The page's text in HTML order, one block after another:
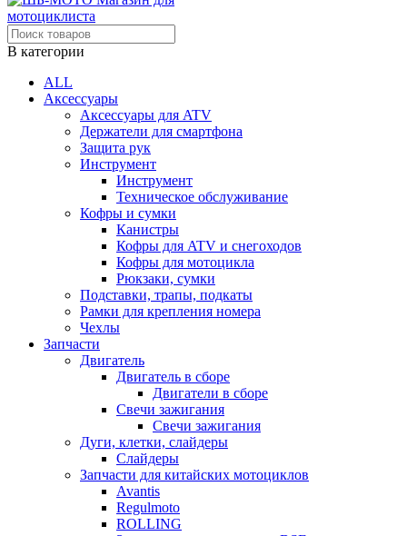
В категории
ALL
Аксессуары
Аксессуары для ATV
Держатели для смартфона
Защита рук
Инструмент
Инструмент
Техническое обслуживание
Кофры и сумки
Канистры
Кофры для ATV и снегоходов
Кофры для мотоцикла
Рюкзаки, сумки
Подставки, трапы, подкаты
Рамки для крепления номера
Чехлы
Запчасти
Двигатель
Двигатель в сборе
Двигатели в сборе
Свечи зажигания
Свечи зажигания
Дуги, клетки, слайдеры
Слайдеры
Запчасти для китайских мотоциклов
Avantis
Regulmoto
ROLLING